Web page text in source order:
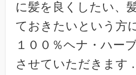
に髪を良くしたい、
ておきたいという方
１００％ヘナ・ハー
させていただきます .